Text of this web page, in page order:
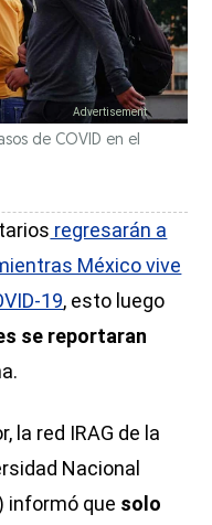
de COVID en el
regresarán a
México vive
19, esto luego
se reportaran
la red IRAG de la
Nacional
informó que solo